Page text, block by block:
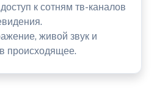
к сотням тв-каналов
живой звук и
происходящее.